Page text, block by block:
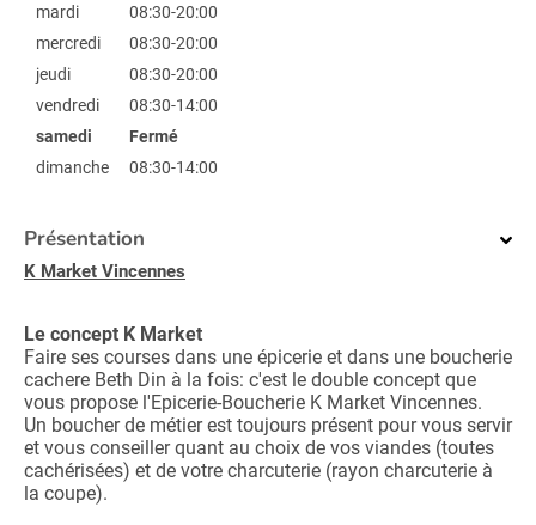
mardi
08:30-20:00
mercredi
08:30-20:00
jeudi
08:30-20:00
vendredi
08:30-14:00
samedi
Fermé
dimanche
08:30-14:00
Présentation
K Market Vincennes
Le concept K Market
Faire ses courses dans une épicerie et dans une boucherie
cachere Beth Din à la fois: c'est le double concept que
vous propose l'Epicerie-Boucherie K Market Vincennes.
Un boucher de métier est toujours présent pour vous servir
et vous conseiller quant au choix de vos viandes (toutes
cachérisées) et de votre charcuterie (rayon charcuterie à
la coupe).